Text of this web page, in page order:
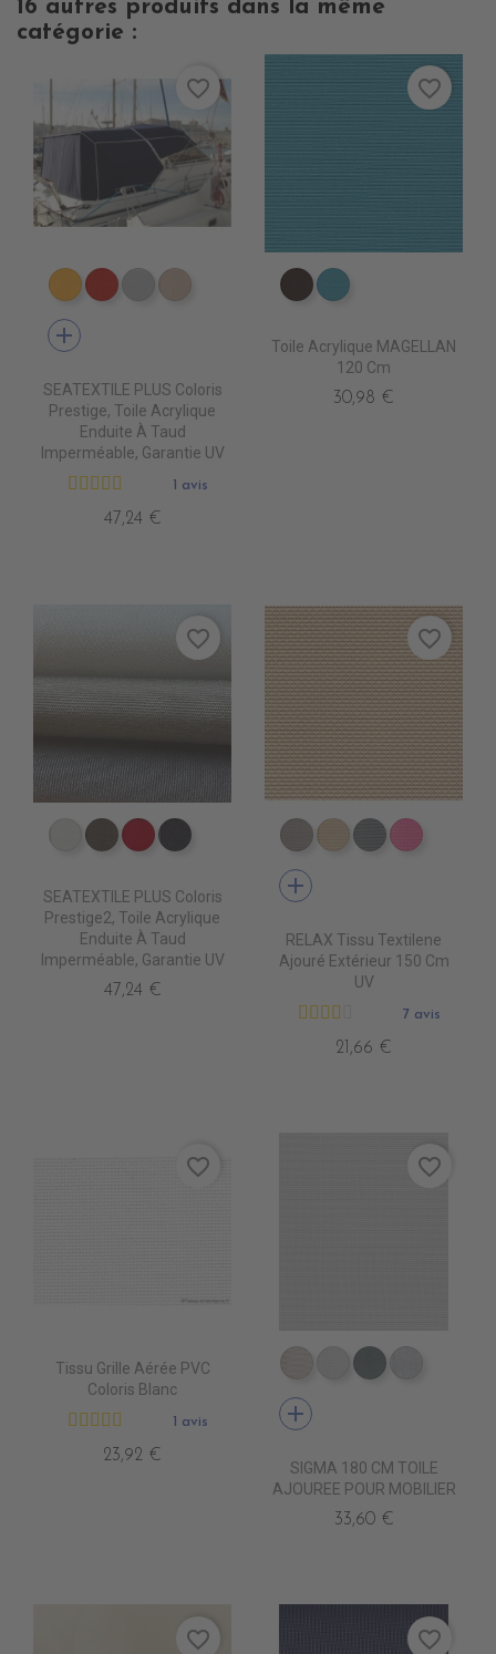
16 autres produits dans la même
catégorie :
PT0740 JAUNE
PT0620 JOCKET RED
PT0700 PEARL
PT1590 PARIS BEIGE
add
SEATEXTILE PLUS Coloris
Prestige, Toile Acrylique
Enduite À Taud
Imperméable, Garantie UV
1 avis
47,24 €
favorite_border
PR067 CHESTNUST
PR0770 LAGON
Toile Acrylique MAGELLAN
120 Cm
30,98 €
favorite_border
PT0690 SYLVER
PT0790 MOONROCK
PT0510 ROUGE
PT0720 ANTHRACITE
SEATEXTILE PLUS Coloris
Prestige2, Toile Acrylique
Enduite À Taud
Imperméable, Garantie UV
47,24 €
favorite_border
DB0104 TAUPE
DB0113 BEIGE
DB0114 GRIS
DB0112
add
RELAX Tissu Textilene
Ajouré Extérieur 150 Cm
UV
7 avis
21,66 €
favorite_border
Tissu Grille Aérée PVC
Coloris Blanc
1 avis
23,92 €
favorite_border
DB0209 QUELCY
DB5001 BLANC
DB5003 ACIER
add
SIGMA 180 CM TOILE
AJOUREE POUR MOBILIER
33,60 €
favorite_border
favorite_border favorite_border